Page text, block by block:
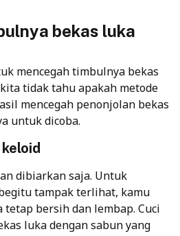
bekas luka
mencegah timbulnya bekas
tidak tahu apakah metode
mencegah penonjolan bekas
untuk dicoba.
dibiarkan saja. Untuk
tampak terlihat, kamu
bersih dan lembap. Cuci
luka dengan sabun yang